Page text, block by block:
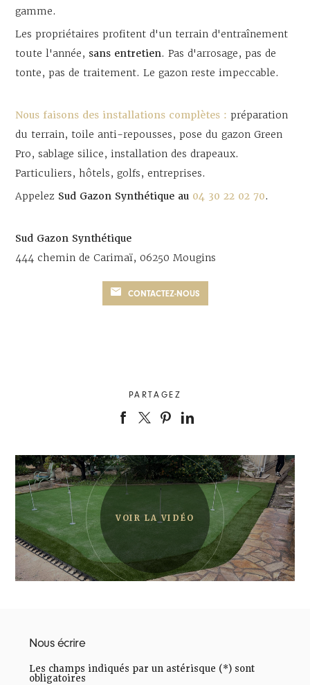
gamme.
Les propriétaires profitent d'un terrain d'entraînement
toute l'année, sans entretien. Pas d'arrosage, pas de
tonte, pas de traitement. Le gazon reste impeccable.
Nous faisons des installations complètes :préparation
du terrain, toile anti-repousses, pose du gazon Green
Pro, sablage silice, installation des drapeaux.
Particuliers, hôtels, golfs, entreprises.
Appelez Sud Gazon Synthétique au 04 30 22 02 70.
Sud Gazon Synthétique
444 chemin de Carimaï, 06250 Mougins
CONTACTEZ-NOUS
PARTAGEZ
Nous écrire
Les champs indiqués par un astérisque (*) sont
obligatoires